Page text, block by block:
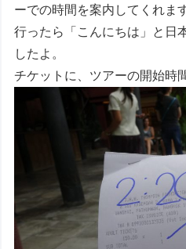
ーでの時間を案内してくれま
行ったら「こんにちは」と日
したよ。
チケットに、ツアーの開始時